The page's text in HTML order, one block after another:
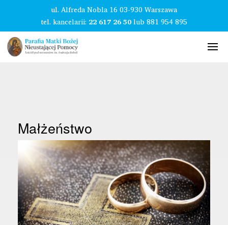
ul. Alfreda Nobla 16 03-930 Warszawa
tel. kancelarii: 22 617 26 50lub881 954 895
Małżeństwo